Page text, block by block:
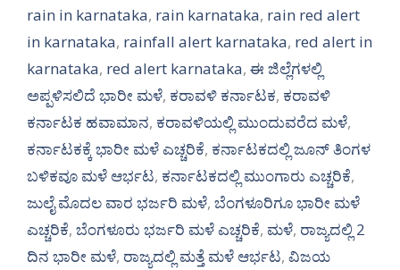
rain in karnataka, rain karnataka, rain red alert
in karnataka, rainfall alert karnataka, red alert in
karnataka, red alert karnataka, ಈ ಜಿಲ್ಲೆಗಳಲ್ಲಿ
ಅಪ್ಪಳಿಸಲಿದೆ ಭಾರೀ ಮಳೆ, ಕರಾವಳಿ ಕರ್ನಾಟಕ, ಕರಾವಳಿ
ಕರ್ನಾಟಕ ಹವಾಮಾನ, ಕರಾವಳಿಯಲ್ಲಿ ಮುಂದುವರೆದ ಮಳೆ,
ಕರ್ನಾಟಕಕ್ಕೆ ಭಾರೀ ಮಳೆ ಎಚ್ಚರಿಕೆ, ಕರ್ನಾಟಕದಲ್ಲಿ ಜೂನ್‌ ತಿಂಗಳ
ಬಳಿಕವೂ ಮಳೆ ಆರ್ಭಟ, ಕರ್ನಾಟಕದಲ್ಲಿ ಮುಂಗಾರು ಎಚ್ಚರಿಕೆ,
ಜುಲೈ ಮೊದಲ ವಾರ ಭರ್ಜರಿ ಮಳೆ, ಬೆಂಗಳೂರಿಗೂ ಭಾರೀ ಮಳೆ
ಎಚ್ಚರಿಕೆ, ಬೆಂಗಳೂರು ಭರ್ಜರಿ ಮಳೆ ಎಚ್ಚರಿಕೆ, ಮಳೆ, ರಾಜ್ಯದಲ್ಲಿ 2
ದಿನ ಭಾರೀ ಮಳೆ, ರಾಜ್ಯದಲ್ಲಿ ಮತ್ತೆ ಮಳೆ ಆರ್ಭಟ, ವಿಜಯ